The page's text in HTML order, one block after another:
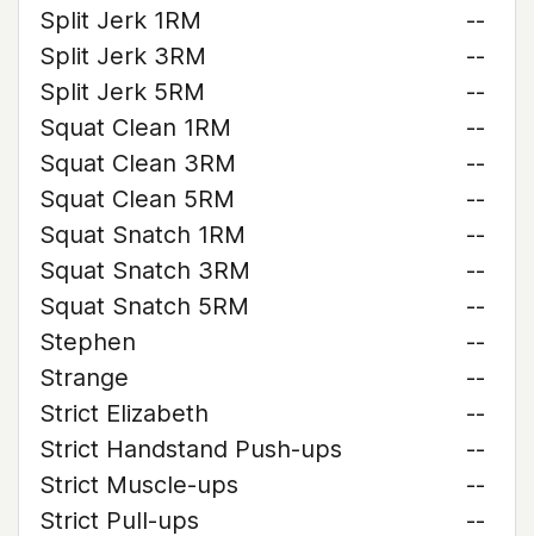
Split Jerk 1RM
--
Split Jerk 3RM
--
Split Jerk 5RM
--
Squat Clean 1RM
--
Squat Clean 3RM
--
Squat Clean 5RM
--
Squat Snatch 1RM
--
Squat Snatch 3RM
--
Squat Snatch 5RM
--
Stephen
--
Strange
--
Strict Elizabeth
--
Strict Handstand Push-ups
--
Strict Muscle-ups
--
Strict Pull-ups
--